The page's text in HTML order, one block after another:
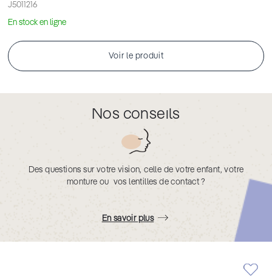
J5011216
En stock en ligne
Voir le produit
Nos conseils
Des questions sur votre vision, celle de votre enfant, votre
monture ou vos lentilles de contact ?
En savoir plus